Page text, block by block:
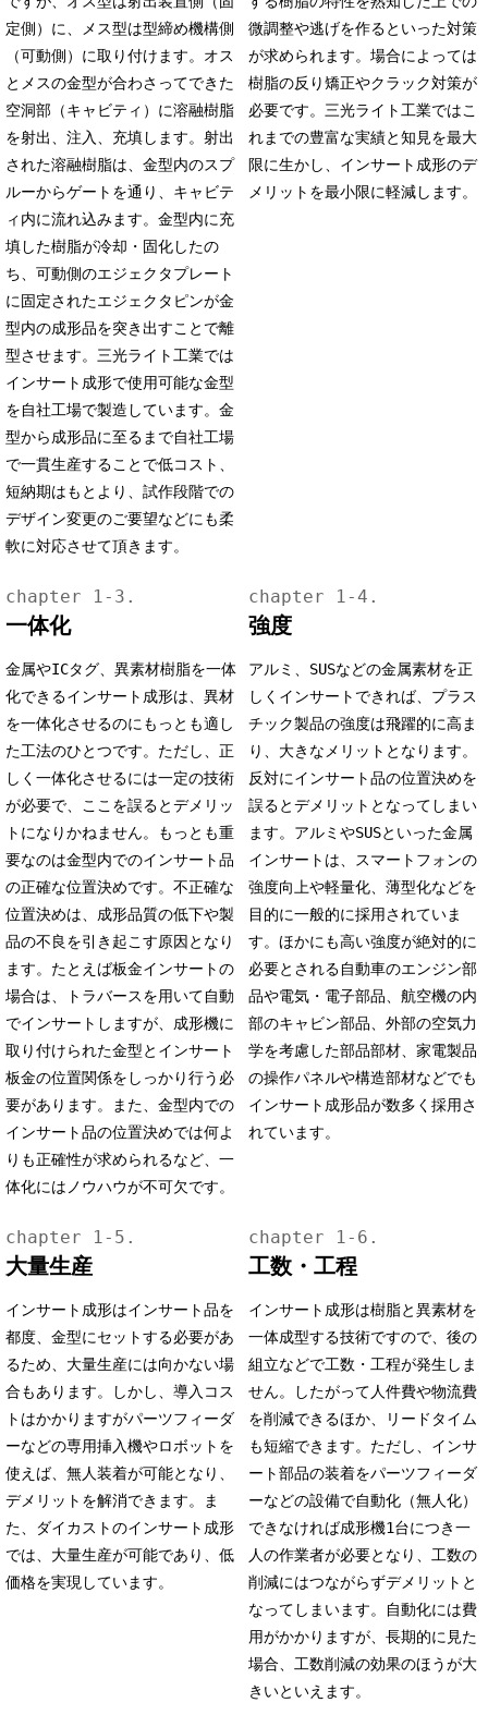
定側）に、メス型は型締め機構側
（可動側）に取り付けます。オス
とメスの金型が合わさってできた
空洞部（キャビティ）に溶融樹脂
を射出、注入、充填します。射出
された溶融樹脂は、金型内のスプ
ルーからゲートを通り、キャビテ
ィ内に流れ込みます。金型内に充
填した樹脂が冷却・固化したの
ち、可動側のエジェクタプレート
に固定されたエジェクタピンが金
型内の成形品を突き出すことで離
型させます。三光ライト工業では
インサート成形で使用可能な金型
を自社工場で製造しています。金
型から成形品に至るまで自社工場
で一貫生産することで低コスト、
短納期はもとより、試作段階での
デザイン変更のご要望などにも柔
軟に対応させて頂きます。
微調整や逃げを作るといった対策
が求められます。場合によっては
樹脂の反り矯正やクラック対策が
必要です。三光ライト工業ではこ
れまでの豊富な実績と知見を最大
限に生かし、インサート成形のデ
メリットを最小限に軽減します。
一体化
金属やICタグ、異素材樹脂を一体
化できるインサート成形は、異材
を一体化させるのにもっとも適し
た工法のひとつです。ただし、正
しく一体化させるには一定の技術
が必要で、ここを誤るとデメリッ
トになりかねません。もっとも重
要なのは金型内でのインサート品
の正確な位置決めです。不正確な
位置決めは、成形品質の低下や製
品の不良を引き起こす原因となり
ます。たとえば板金インサートの
場合は、トラバースを用いて自動
でインサートしますが、成形機に
取り付けられた金型とインサート
板金の位置関係をしっかり行う必
要があります。また、金型内での
インサート品の位置決めでは何よ
りも正確性が求められるなど、一
体化にはノウハウが不可欠です。
強度
アルミ、SUSなどの金属素材を正
しくインサートできれば、プラス
チック製品の強度は飛躍的に高ま
り、大きなメリットとなります。
反対にインサート品の位置決めを
誤るとデメリットとなってしまい
ます。アルミやSUSといった金属
インサートは、スマートフォンの
強度向上や軽量化、薄型化などを
目的に一般的に採用されていま
す。ほかにも高い強度が絶対的に
必要とされる自動車のエンジン部
品や電気・電子部品、航空機の内
部のキャビン部品、外部の空気力
学を考慮した部品部材、家電製品
の操作パネルや構造部材などでも
インサート成形品が数多く採用さ
れています。
大量生産
インサート成形はインサート品を
都度、金型にセットする必要があ
るため、大量生産には向かない場
合もあります。しかし、導入コス
トはかかりますがパーツフィーダ
ーなどの専用挿入機やロボットを
使えば、無人装着が可能となり、
デメリットを解消できます。ま
た、ダイカストのインサート成形
では、大量生産が可能であり、低
価格を実現しています。
工数・工程
インサート成形は樹脂と異素材を
一体成型する技術ですので、後の
組立などで工数・工程が発生しま
せん。したがって人件費や物流費
を削減できるほか、リードタイム
も短縮できます。ただし、インサ
ート部品の装着をパーツフィーダ
ーなどの設備で自動化（無人化）
できなければ成形機1台につき一
人の作業者が必要となり、工数の
削減にはつながらずデメリットと
なってしまいます。自動化には費
用がかかりますが、長期的に見た
場合、工数削減の効果のほうが大
きいといえます。